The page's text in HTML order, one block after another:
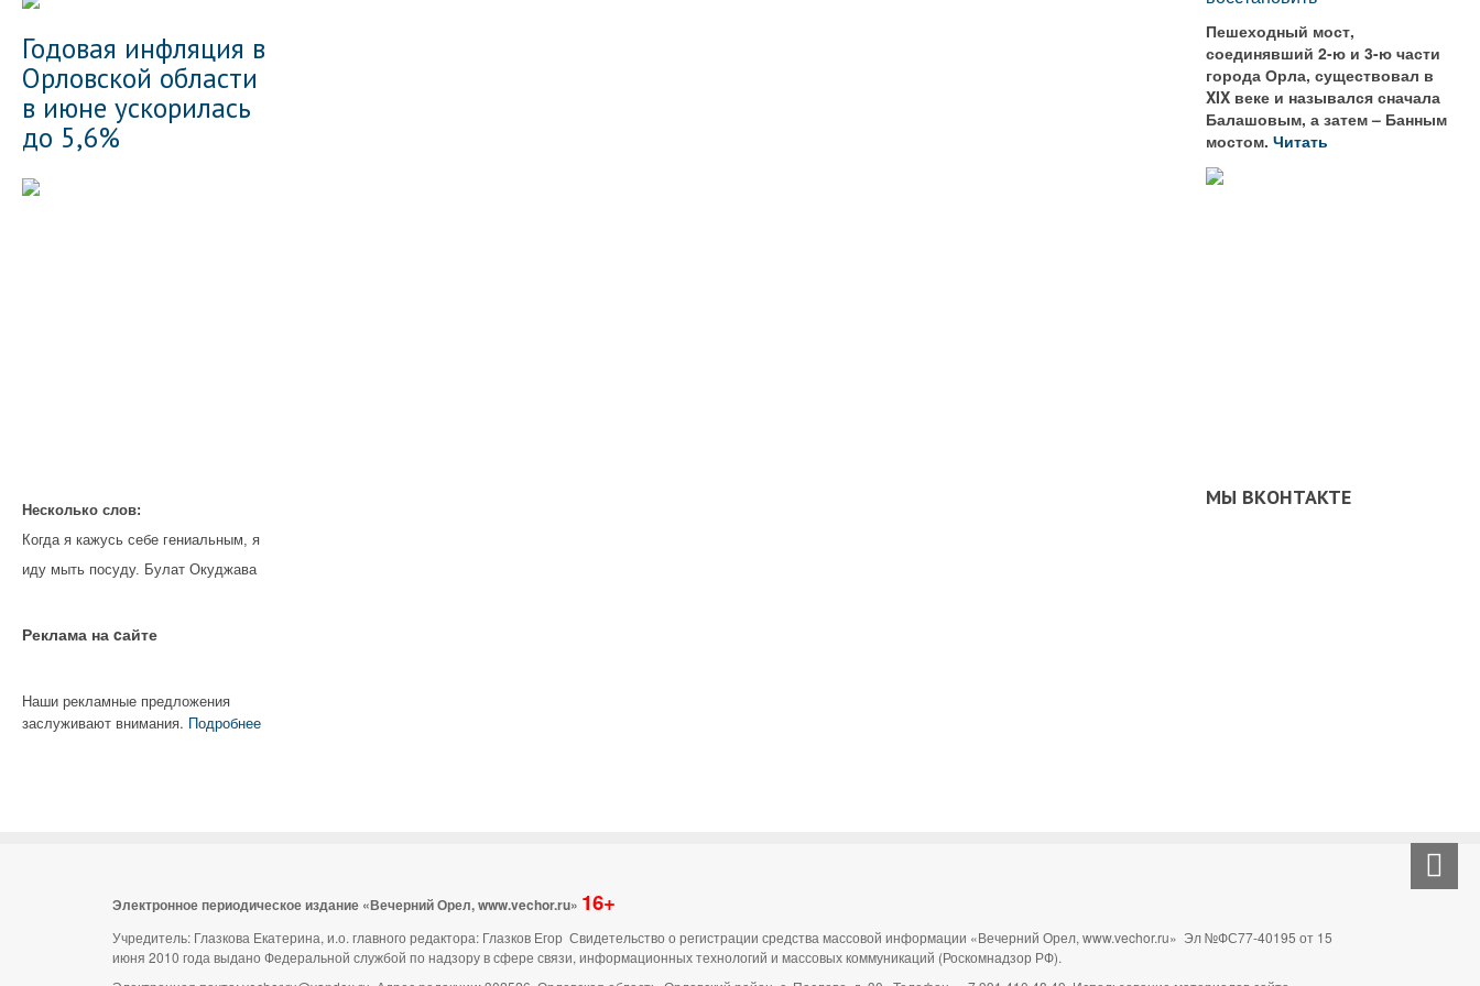
Годовая инфляция в
Орловской области
в июне ускорилась
до 5,6%
Несколько слов:
Когда я кажусь себе гениальным, я
иду мыть посуду. Булат Окуджава
Реклама на cайте
Наши рекламные предложения
заслуживают внимания. Подробнее
Пешеходный мост,
соединявший 2-ю и 3-ю части
города Орла, существовал в
XIX веке и назывался сначала
Балашовым, а затем – Банным
мостом.Читать
МЫ ВКОНТАКТЕ
Электронное периодическое издание «Вечерний Орел, www.vechor.ru» 16+
Учредитель: Глазкова Екатерина, и.о. главного редактора: Глазков Егор Свидетельство о регистрации средства массовой информации «Вечерний Орел, www.vechor.ru» Эл №ФС77-40195 от 15
июня 2010 года выдано Федеральной службой по надзору в сфере связи, информационных технологий и массовых коммуникаций (Роскомнадзор РФ).